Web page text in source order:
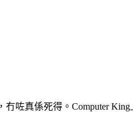
咗真係死得。Computer King